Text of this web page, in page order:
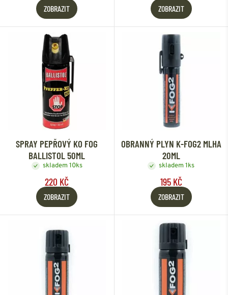
ZOBRAZIT ZOBRAZIT
SPRAY PEPŘOVÝ KO FOG
BALLISTOL 50ML
skladem 10ks
220 KČ
ZOBRAZIT
OBRANNÝ PLYN K-FOG2 MLHA
20ML
skladem 1ks
195 KČ
ZOBRAZIT